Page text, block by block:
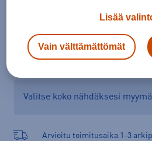
Tarkista saatavuus ja tilaa
Valitse koko nähdäksesi
Arvioitu toimitusaika 1-3
Lisää
Vain välttämättömät